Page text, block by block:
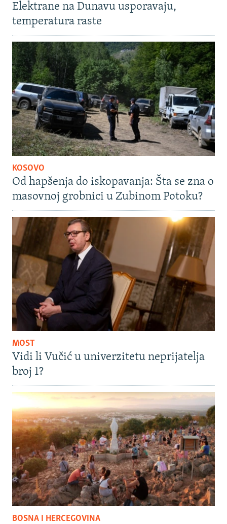
Elektrane na Dunavu usporavaju,
temperatura raste
KOSOVO
Od hapšenja do iskopavanja: Šta se zna o
masovnoj grobnici u Zubinom Potoku?
MOST
Vidi li Vučić u univerzitetu neprijatelja
broj 1?
BOSNA I HERCEGOVINA